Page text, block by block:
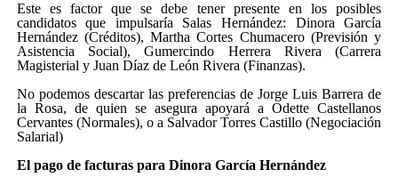
Este es factor que se debe tener presente en los posibles
candidatos que impulsaría Salas Hernández: Dinora García
Hernández (Créditos), Martha Cortes Chumacero (Previsión y
Asistencia Social), Gumercindo Herrera Rivera (Carrera
Magisterial y Juan Díaz de León Rivera (Finanzas).
No podemos descartar las preferencias de Jorge Luis Barrera de
la Rosa, de quien se asegura apoyará a Odette Castellanos
Cervantes (Normales), o a Salvador Torres Castillo (Negociación
Salarial)
El pago de facturas para Dinora García Hernández